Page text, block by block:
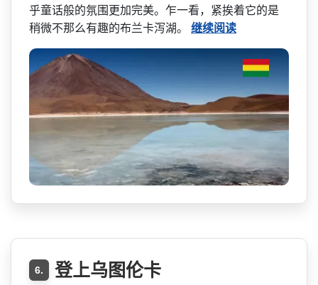
乎童­话般的氛围更加完美。乍一看，紧挨着它的是
稍微不那­么有趣的布兰卡泻湖。 继续阅读
6. 登上乌图伦卡